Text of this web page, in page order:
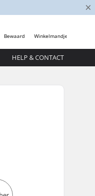
×
Winkelmandje
Bewaard
HELP & CONTACT